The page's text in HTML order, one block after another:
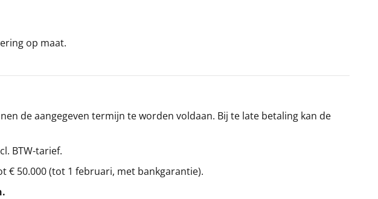
op maat.
de aangegeven termijn te worden voldaan. Bij te late betaling kan de
BTW-tarief.
€ 50.000 (tot 1 februari, met bankgarantie).
.